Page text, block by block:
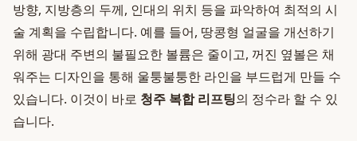
방향, 지방층의 두께, 인대의 위치 등을 파악하여 최적의 시
술 계획을 수립합니다. 예를 들어, 땅콩형 얼굴을 개선하기
위해 광대 주변의 불필요한 볼륨은 줄이고, 꺼진 옆볼은 채
워주는 디자인을 통해 울퉁불퉁한 라인을 부드럽게 만들 수
있습니다. 이것이 바로 청주 복합 리프팅의 정수라 할 수 있
습니다.